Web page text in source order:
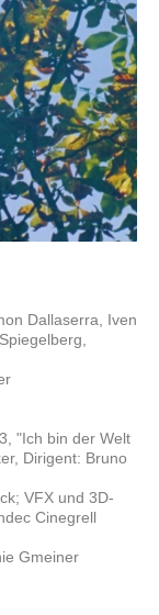
Dallaserra, Iven
"Ich bin der Welt
Dirigent: Bruno
VFX und 3D-
Cinegrell
Gmeiner